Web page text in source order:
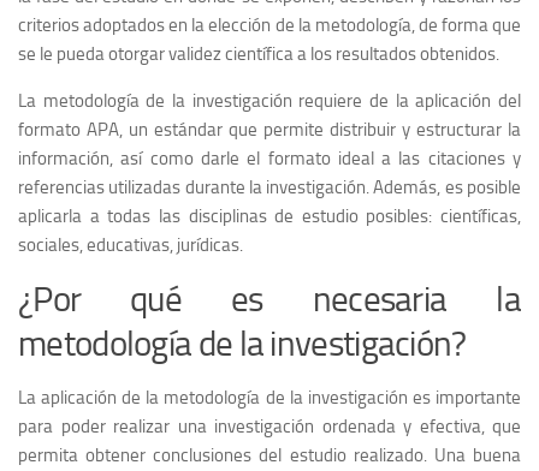
criterios adoptados en la elección de la metodología, de forma que
se le pueda otorgar validez científica a los resultados obtenidos.
La metodología de la investigación requiere de la aplicación del
formato APA, un estándar que permite distribuir y estructurar la
información, así como darle el formato ideal a las citaciones y
referencias utilizadas durante la investigación. Además, es posible
aplicarla a todas las disciplinas de estudio posibles: científicas,
sociales, educativas, jurídicas.
¿Por qué es necesaria la
metodología de la investigación?
La aplicación de la metodología de la investigación es importante
para poder realizar una investigación ordenada y efectiva, que
permita obtener conclusiones del estudio realizado. Una buena